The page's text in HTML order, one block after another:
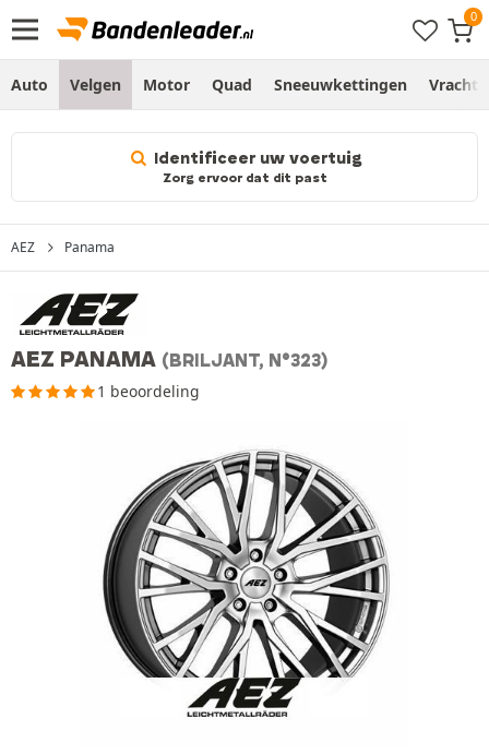
Auto Velgen Motor Quad Sneeuwkettingen
Identificeer uw voertuig
Zorg ervoor dat dit past
AEZ Panama
AEZ PANAMA (BRILJANT, N°323)
1 beoordeling